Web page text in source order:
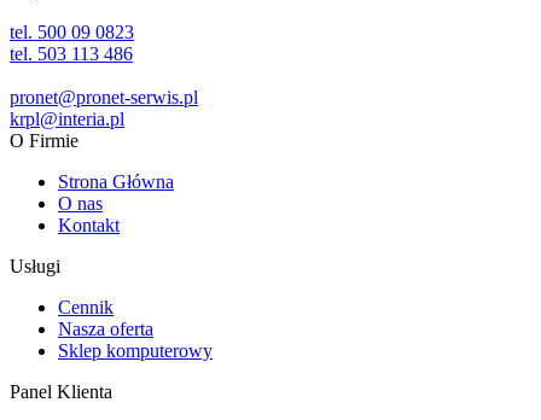
tel. 500 09 0823
tel. 503 113 486
pronet@pronet-serwis.pl
krpl@interia.pl
O Firmie
Strona Główna
O nas
Kontakt
Usługi
Cennik
Nasza oferta
Sklep komputerowy
Panel Klienta